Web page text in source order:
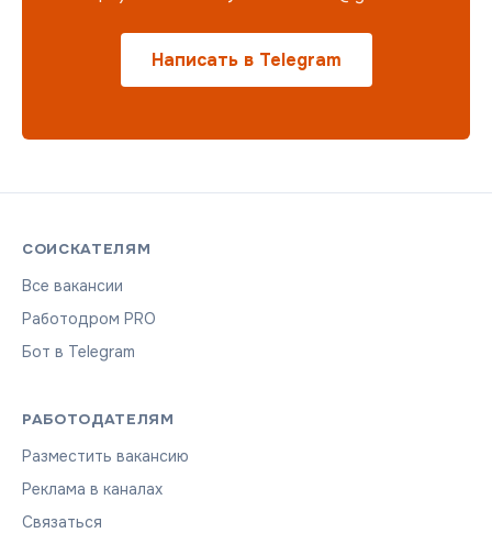
Написать в Telegram
СОИСКАТЕЛЯМ
Все вакансии
Работодром PRO
Бот в Telegram
РАБОТОДАТЕЛЯМ
Разместить вакансию
Реклама в каналах
Связаться